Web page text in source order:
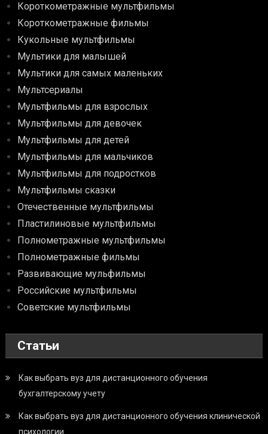
Короткометражные мультфильмы
Короткометражные фильмы
Кукольные мультфильмы
Мультики для малышей
Мультики для самых маленьких
Мультсериалы
Мультфильмы для взрослых
Мультфильмы для девочек
Мультфильмы для детей
Мультфильмы для мальчиков
Мультфильмы для подростков
Мультфильмы сказки
Отечественные мультфильмы
Пластилиновые мультфильмы
Полнометражные мультфильмы
Полнометражные фильмы
Развивающие мульфильмы
Российские мультфильмы
Советские мультфильмы
Статьи
Как выбрать вуз для дистанционного обучения
бухгалтерскому учету
Как выбрать вуз для дистанционного обучения клинической
психологии